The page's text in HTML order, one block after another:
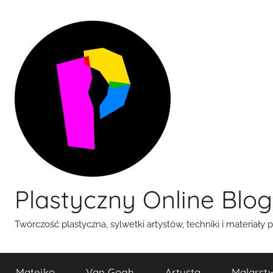
Plastyczny Online Blog
Twórczość plastyczna, sylwetki artystów, techniki i materiały